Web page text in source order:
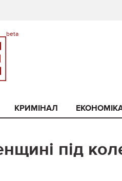
КРИМІНАЛ
під